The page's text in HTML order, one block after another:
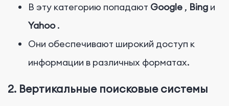
В эту категорию попадают Google , Bing и
Yahoo.
Они обеспечивают широкий доступ к
информации в различных форматах.
2. Вертикальные поисковые системы